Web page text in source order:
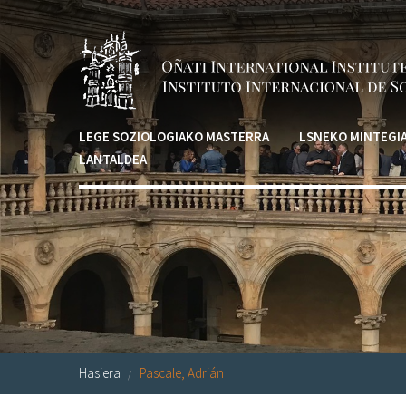
Skip to main content
LEGE SOZIOLOGIAKO MASTERRA LSNEKO
LANTALDEA
Hasiera Pascale, Adrián